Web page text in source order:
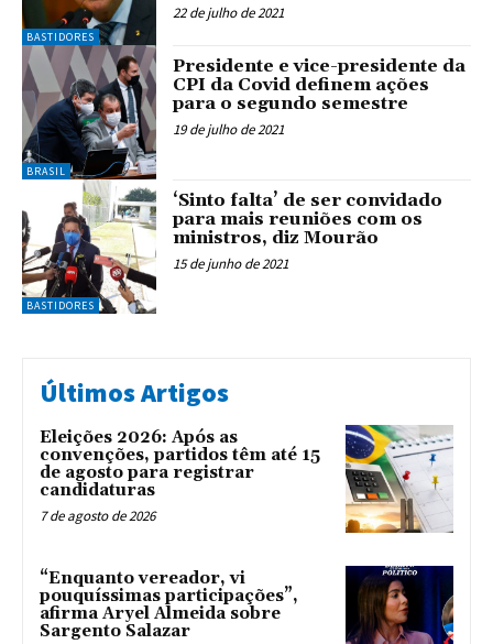
BASTIDORES
22 de julho de 2021
BRASIL
Presidente e vice-presidente da
CPI da Covid definem ações
para o segundo semestre
19 de julho de 2021
BASTIDORES
‘Sinto falta’ de ser convidado
para mais reuniões com os
ministros, diz Mourão
15 de junho de 2021
Últimos Artigos
Eleições 2026: Após as
convenções, partidos têm até 15
de agosto para registrar
candidaturas
7 de agosto de 2026
“Enquanto vereador, vi
pouquíssimas participações”,
afirma Aryel Almeida sobre
Sargento Salazar